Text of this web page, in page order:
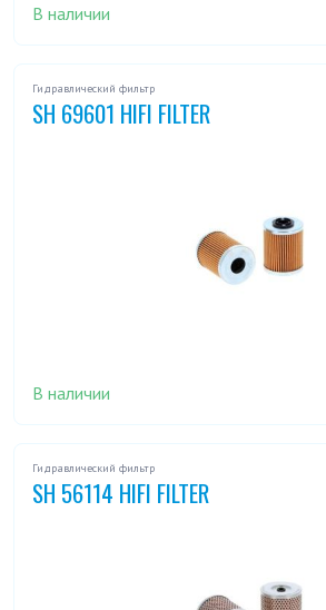
В наличии
Гидравлический фильтр
SH 69601 HIFI FILTER
В наличии
Гидравлический фильтр
SH 56114 HIFI FILTER